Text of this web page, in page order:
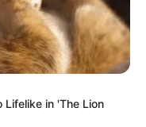
Lifelike in 'The Lion